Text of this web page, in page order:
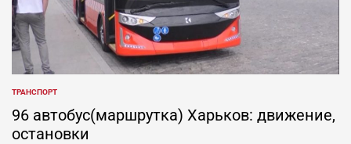
ОПУБЛИКОВАНО
В
ТРАНСПОРТ
96 автобус(маршрутка) Харьков: движение,
остановки